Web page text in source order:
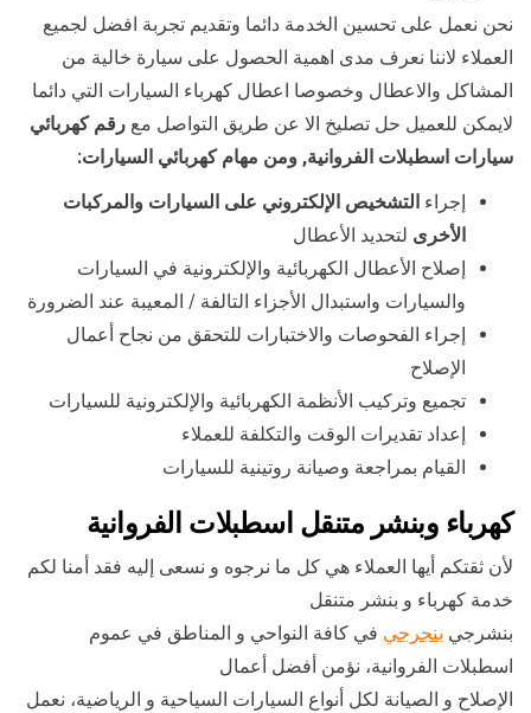
نحن نعمل على تحسين الخدمة دائما وتقديم تجربة افضل لجميع
العملاء لاننا نعرف مدى اهمية الحصول على سيارة خالية من
المشاكل والاعطال وخصوصا اعطال كهرباء السيارات التي دائما
لايمكن للعميل حل تصليخ الا عن طريق التواصل مع رقم كهربائي
سيارات اسطبلات الفروانية, ومن مهام كهربائي السيارات:
إجراء التشخيص الإلكتروني على السيارات والمركبات
الأخرى لتحديد الأعطال
إصلاح الأعطال الكهربائية والإلكترونية في السيارات
والسيارات واستبدال الأجزاء التالفة / المعيبة عند الضرورة
إجراء الفحوصات والاختبارات للتحقق من نجاح أعمال
الإصلاح
تجميع وتركيب الأنظمة الكهربائية والإلكترونية للسيارات
إعداد تقديرات الوقت والتكلفة للعملاء
القيام بمراجعة وصيانة روتينية للسيارات
كهرباء وبنشر متنقل اسطبلات الفروانية
لأن ثقتكم أيها العملاء هي كل ما نرجوه و نسعى إليه فقد أمنا لكم
خدمة كهرباء و بنشر متنقل
بنشرجي بنجرجي في كافة النواحي و المناطق في عموم
اسطبلات الفروانية، نؤمن أفضل أعمال
الإصلاح و الصيانة لكل أنواع السيارات السياحية و الرياضية، نعمل